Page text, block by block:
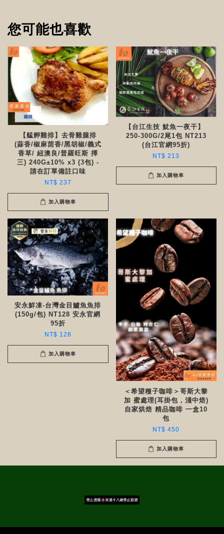
您可能也喜歡
【艋舺雞排】去骨雞腿排
(蒜香/椒麻茴香/黑胡椒/義式
香草/ 紐澳良/普羅旺斯 擇
三) 240G±10% x3 (3包) -
請在訂單備註口味
NT$ 237
加入購物車
【台江生技 魷魚一夜干】
250-300G/2尾1包 NT213
(台江官網95折)
NT$ 213
加入購物車
安永鮮凍-台灣金目鱸魚魚排
(150g/包) NT128 安永官網
95折
NT$ 128
加入購物車
＜希望種子咖啡＞哥斯大黎
加 蜜處理(耳掛包，淺中焙)
自家烘焙 精品咖啡 一盒10
包
NT$ 450
加入購物車